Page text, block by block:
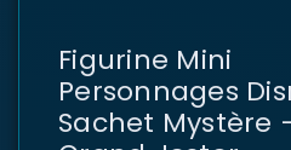
Figurine Mini
Personnages
Sachet Mystère